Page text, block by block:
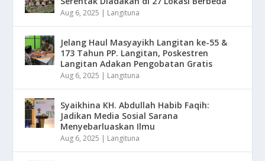
Aug 6, 2025 | Langituna
Jelang Haul Masyayikh Langitan ke-55 &
173 Tahun PP. Langitan, Poskestren
Langitan Adakan Pengobatan Gratis
Aug 6, 2025 | Langituna
Syaikhina KH. Abdullah Habib Faqih:
Jadikan Media Sosial Sarana
Menyebarluaskan Ilmu
Aug 6, 2025 | Langituna